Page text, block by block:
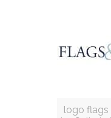
logo flags